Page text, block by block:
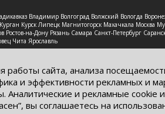
Владимир Волгоград Волжский Вологда
Курган Курск Липецк Магнитогорск Махачкала
на-Дону Рязань Самара Санкт-Петербург
Чита Ярославль
Обращаем Ваше внимание на
информационные материалы и цены,
кодекса РФ.
сайта, анализа
и эффективности рекламных и
Аналитические и рекламные cookie
вы соглашаетесь на